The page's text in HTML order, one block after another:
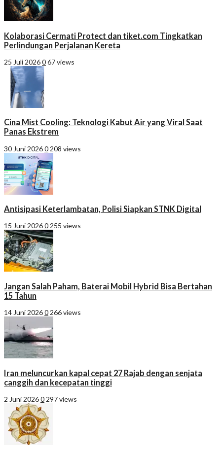
Kolaborasi Cermati Protect dan tiket.com Tingkatkan
Perlindungan Perjalanan Kereta
25 Juli 2026067 views
Cina Mist Cooling: Teknologi Kabut Air yang Viral Saat
Panas Ekstrem
30 Juni 20260 208 views
Antisipasi Keterlambatan, Polisi Siapkan STNK Digital
15 Juni 20260 255 views
Jangan Salah Paham, Baterai Mobil Hybrid Bisa Bertahan
15 Tahun
14 Juni 20260 266 views
Iran meluncurkan kapal cepat 27 Rajab dengan senjata
canggih dan kecepatan tinggi
2 Juni 20260 297 views